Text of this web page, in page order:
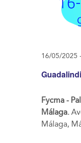
16/05/2025 -
Fycma -
Málaga.
Málaga,